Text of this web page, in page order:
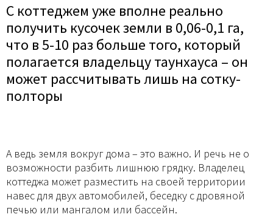
С коттеджем уже вполне реально
получить кусочек земли в 0,06-0,1 га,
что в 5-10 раз больше того, который
полагается владельцу таунхауса – он
может рассчитывать лишь на сотку-
полторы
А ведь земля вокруг дома – это важно. И речь не о
возможности разбить лишнюю грядку. Владелец
коттеджа может разместить на своей территории
навес для двух автомобилей, беседку с дровяной
печью или мангалом или бассейн.